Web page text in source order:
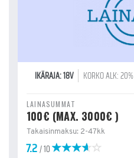
IKÄRAJA: 18V KORKO ALK: 20%
LAINASUMMAT
100€ (MAX. 3000€ )
Takaisinmaksu: 2-47kk
7.2/ 10